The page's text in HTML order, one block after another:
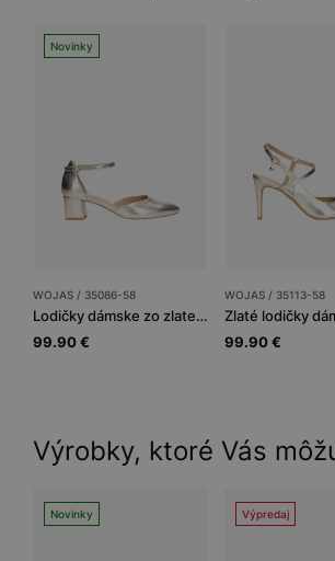
Novinky
WOJAS / 35086-58
Lodičky dámske zo zlatej fóliovanej lícovej kože
99.90 €
WOJAS / 35113-58
99.90 €
Výrobky, ktoré Vás
Novinky Výpredaj